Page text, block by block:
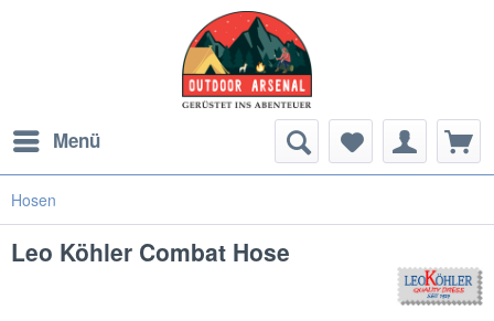
Menü
Hosen
Leo Köhler Combat Hose